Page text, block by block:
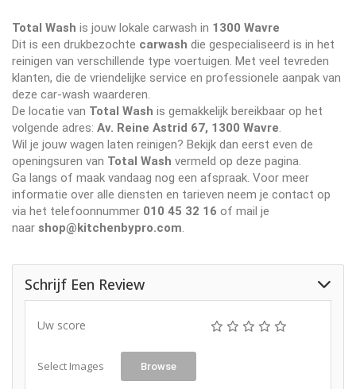
Total Wash is jouw lokale carwash in 1300 Wavre
Dit is een drukbezochte carwash die gespecialiseerd is in het
reinigen van verschillende type voertuigen. Met veel tevreden
klanten, die de vriendelijke service en professionele aanpak van
deze car-wash waarderen.
De locatie van Total Wash is gemakkelijk bereikbaar op het
volgende adres: Av. Reine Astrid 67, 1300 Wavre
Wil je jouw wagen laten reinigen? Bekijk dan eerst even de
openingsuren van Total Wash vermeld op deze pagina.
Ga langs of maak vandaag nog een afspraak. Voor meer
informatie over alle diensten en tarieven neem je contact op
via het telefoonnummer 010 45 32 16 of mail je
naar shop@kitchenbypro.com
Schrijf Een Review
Uw score
Select Images Browse